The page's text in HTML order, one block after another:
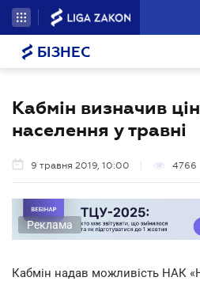
БІЗНЕС
Кабмін визначив
населення у травні
9 травня 2019, 10:00 4766
Реклама
Кабмін надав можливість НАК